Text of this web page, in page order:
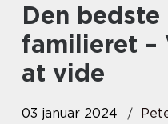
Den bedste advokat i
familieret –
at vide
03 januar 2024